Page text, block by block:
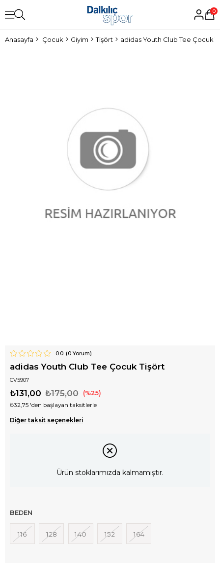
0
Anasayfa Çocuk Giyim Tişört adidas Youth Club Tee Çocuk
0.0 (0Yorum)
adidas Youth Club Tee Çocuk Tişört
CV5907
₺175,00
₺131,00 25
₺32,75 'den başlayan taksitlerle
Diğer taksit seçenekleri
Ürün stoklarımızda kalmamıştır.
BEDEN
116 128 140 152 164